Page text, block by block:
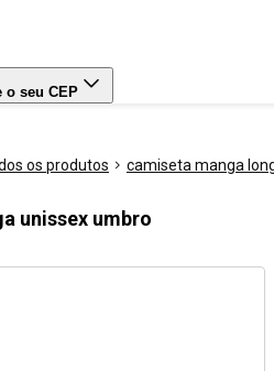
o seu CEP
os produtos camiseta manga
unissex umbro